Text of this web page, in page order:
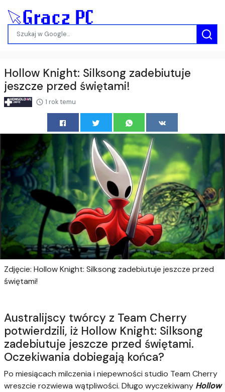
Hollow Knight: Silksong zadebiutuje
jeszcze przed świętami!
1 rok temu
Zdjęcie: Hollow Knight: Silksong zadebiutuje jeszcze przed
świętami!
Australijscy twórcy z Team Cherry
potwierdzili, iż Hollow Knight: Silksong
zadebiutuje jeszcze przed świętami.
Oczekiwania dobiegają końca?
Po miesiącach milczenia i niepewności studio Team Cherry
wreszcie rozwiewa wątpliwości. Długo wyczekiwany Hollow